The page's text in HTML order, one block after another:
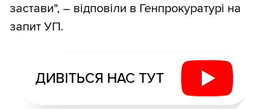
застави", – відповіли в Генпрокуратурі на
запит УП.
ДИВІТЬСЯ НАС ТУТ